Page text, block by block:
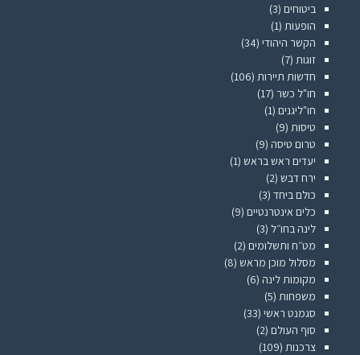
ביטוחים (3)
הופעות (1)
הקשר היהודי (34)
זוגות (7)
חדשות תיירות (106)
חו"ל כשר (17)
חו"ליגנים (1)
טיסות (9)
טרום טיסה (9)
יעדים ראש בראש (1)
ירח דבש (2)
כולם ביחד (3)
כלים אינטרנטיים (9)
לינה בחו״ל (3)
מט״ח ותשלומים (2)
מסלול מוכן מראש (8)
מקומות לינה (6)
משפחות (5)
סגמנט ראשי (33)
סוף העולם (2)
צרכנות (109)